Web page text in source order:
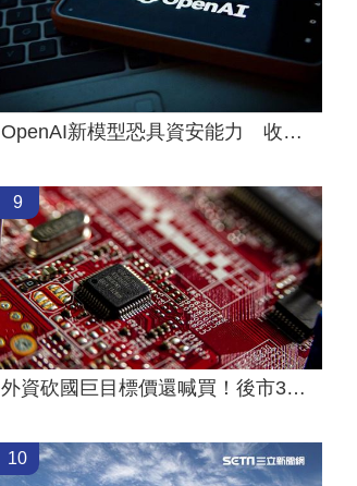
OpenAI新模型恐具資安能力 收緊研發管控
9
外資砍國巨目標價還喊買！後市3指標曝
10